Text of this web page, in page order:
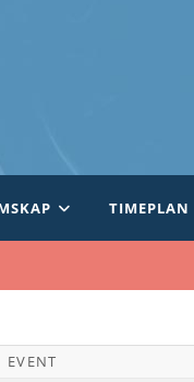
TIMEPLAN
EVENT